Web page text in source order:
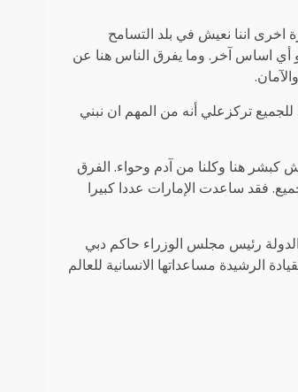
اخرى اننا نعيش في بلد التسامح
او أي اساس آخر. وما يفرق الناس هنا عن
تركزعلي أنه من المهم ان نبني
كبشر هنا وكلنا من آدم وحواء. الفرق
فقد ساعدت الإمارات عددا كبيرا
رئيس مجلس الوزراء حاكم دبي
الرشيدة مساعداتها الانسانية للعالم